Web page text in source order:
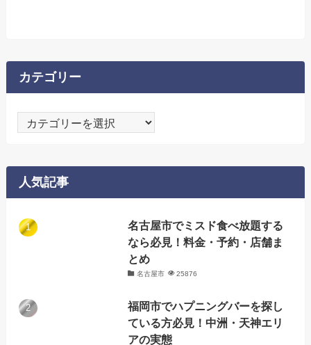
カテゴリー
テ
ー
人気記事
名古屋市でミスド食べ放題する
なら必見！料金・予約・店舗ま
とめ
名古屋市 25876
福岡市でハプニングバーを探し
ている方必見！中洲・天神エリ
アの実態